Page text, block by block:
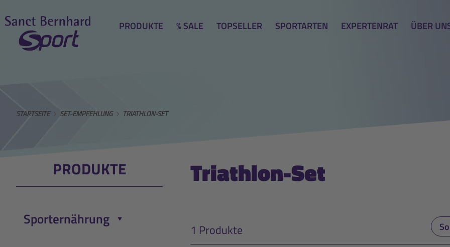
PRODUKTE % SALE TOPSELLER SPORTARTEN EXPERTENRAT ÜBER
STARTSEITE SET-EMPFEHLUNG TRIATHLON-SET
PRODUKTE
Sporternährung Menü öffnen/schließen
Triathlon-Set
1 Produkte